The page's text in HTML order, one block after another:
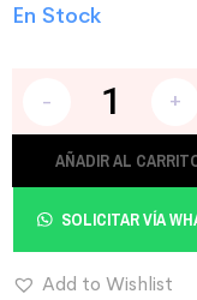
En Stock
- +
AÑADIR AL
SOLICITAR VÍA
Add to Wishlist